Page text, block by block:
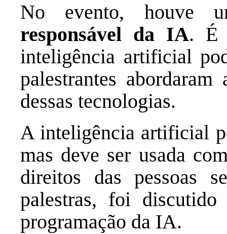
No evento, houve
responsável da IA. É
inteligência artificial
palestrantes
dessas tecnologias.
A inteligência artificial
mas deve ser usada
direitos das pessoas
palestras, foi
programação da IA.